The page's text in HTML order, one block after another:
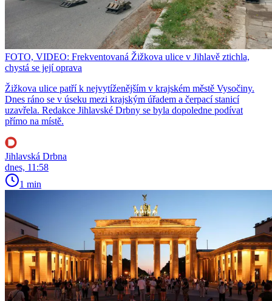
FOTO, VIDEO: Frekventovaná Žižkova ulice v Jihlavě ztichla,
chystá se její oprava
Žižkova ulice patří k nejvytíženějším v krajském městě Vysočiny.
Dnes ráno se v úseku mezi krajským úřadem a čerpací stanicí
uzavřela. Redakce Jihlavské Drbny se byla dopoledne podívat
přímo na místě.
Jihlavská Drbna
dnes, 11:58
1 min